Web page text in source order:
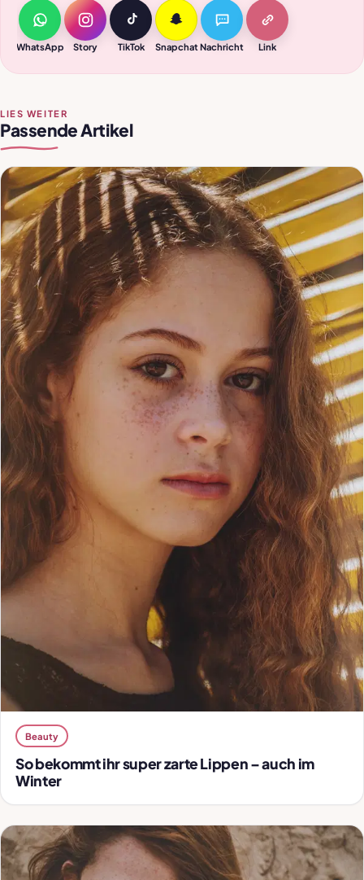
WhatsApp Story TikTok SnapchatNachricht Link
LIES WEITER
Passende Artikel
Beauty
So bekommt ihr super zarte Lippen – auch im
Winter